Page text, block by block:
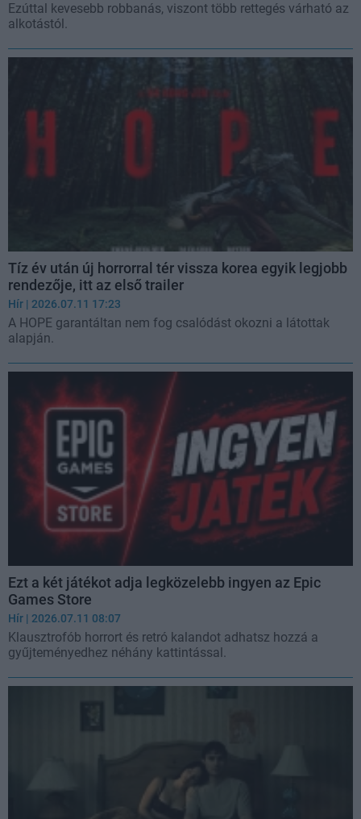
Ezúttal kevesebb robbanás, viszont több rettegés várható az
alkotástól.
Tíz év után új horrorral tér vissza korea egyik legjobb
rendezője, itt az első trailer
Hír | 2026.07.11 17:23
A HOPE garantáltan nem fog csalódást okozni a látottak
alapján.
Ezt a két játékot adja legközelebb ingyen az Epic
Games Store
Hír | 2026.07.11 08:07
Klausztrofób horrort és retró kalandot adhatsz hozzá a
gyűjteményedhez néhány kattintással.